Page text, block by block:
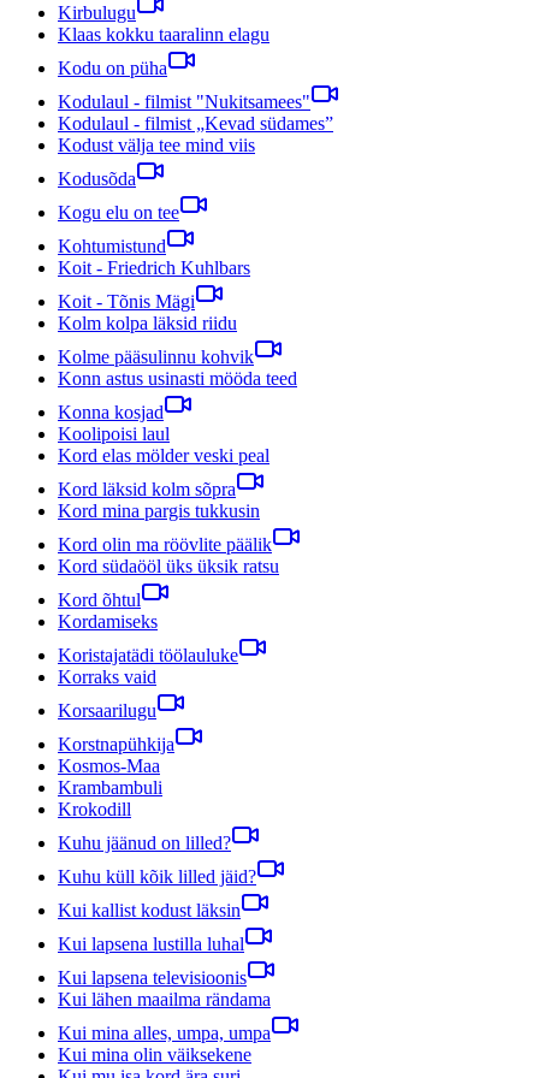
Kirbulugu
Klaas kokku taaralinn elagu
Kodu on püha
Kodulaul - filmist "Nukitsamees"
Kodulaul - filmist „Kevad südames”
Kodust välja tee mind viis
Kodusõda
Kogu elu on tee
Kohtumistund
Koit - Friedrich Kuhlbars
Koit - Tõnis Mägi
Kolm kolpa läksid riidu
Kolme pääsulinnu kohvik
Konn astus usinasti mööda teed
Konna kosjad
Koolipoisi laul
Kord elas mölder veski peal
Kord läksid kolm sõpra
Kord mina pargis tukkusin
Kord olin ma röövlite päälik
Kord südaööl üks üksik ratsu
Kord õhtul
Kordamiseks
Koristajatädi töölauluke
Korraks vaid
Korsaarilugu
Korstnapühkija
Kosmos-Maa
Krambambuli
Krokodill
Kuhu jäänud on lilled?
Kuhu küll kõik lilled jäid?
Kui kallist kodust läksin
Kui lapsena lustilla luhal
Kui lapsena televisioonis
Kui lähen maailma rändama
Kui mina alles, umpa, umpa
Kui mina olin väiksekene